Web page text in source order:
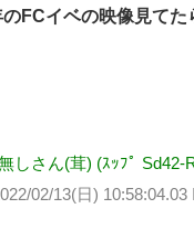
FCイベの映像見てた
しさん(茸) (ｽｯﾌﾟ Sd42-
02/13(日) 10:58:04.03